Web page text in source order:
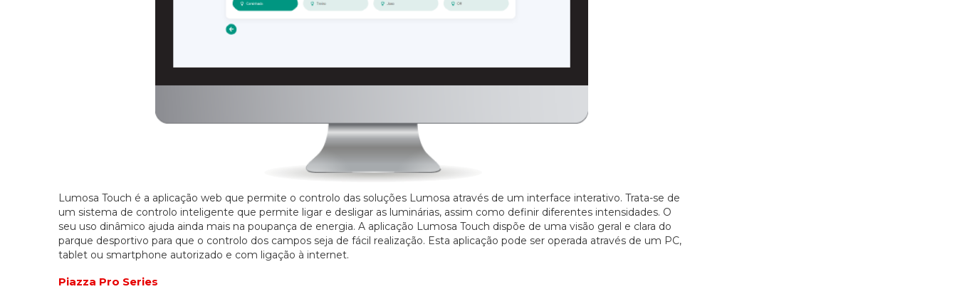
Lumosa Touch é a aplicação web que permite o controlo das soluções Lumosa através de um interface interativo. Trata-se de
um sistema de controlo inteligente que permite ligar e desligar as luminárias, assim como definir diferentes intensidades. O
seu uso dinâmico ajuda ainda mais na poupança de energia. A aplicação Lumosa Touch dispõe de uma visão geral e clara do
parque desportivo para que o controlo dos campos seja de fácil realização. Esta aplicação pode ser operada através de um PC,
tablet ou smartphone autorizado e com ligação à internet.
Piazza Pro Series